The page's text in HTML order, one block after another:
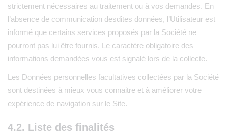
strictement nécessaires au traitement ou à vos demandes. En
l’absence de communication desdites données, l’Utilisateur est
informé que certains services proposés par la Société ne
pourront pas lui être fournis. Le caractère obligatoire des
informations demandées vous est signalé lors de la collecte.
Les Données personnelles facultatives collectées par la Société
sont destinées à mieux vous connaitre et à améliorer votre
expérience de navigation sur le Site.
4.2. Liste des finalités